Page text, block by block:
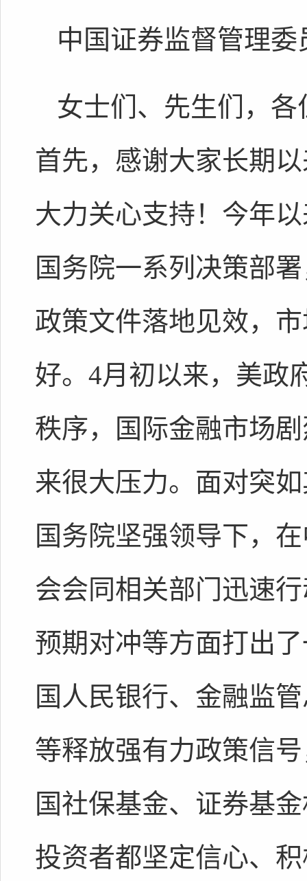
中国证券监督管理委
女士们、先生们，
首先，感谢大家长期
大力关心支持！今年
国务院一系列决策部
政策文件落地见效，
好。4月初以来，美政
秩序，国际金融市场
来很大压力。面对突
国务院坚强领导下，
会会同相关部门迅速
预期对冲等方面打出
国人民银行、金融监
等释放强有力政策信
国社保基金、证券基
投资者都坚定信心、